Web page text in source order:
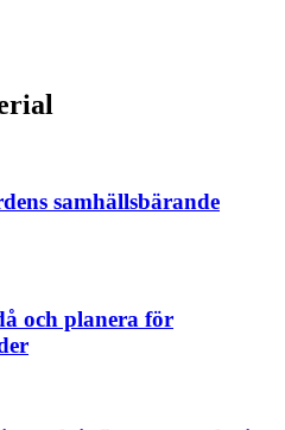
samhällsbärande
och planera för